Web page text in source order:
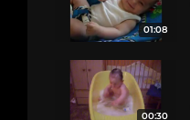
01:08
00:30